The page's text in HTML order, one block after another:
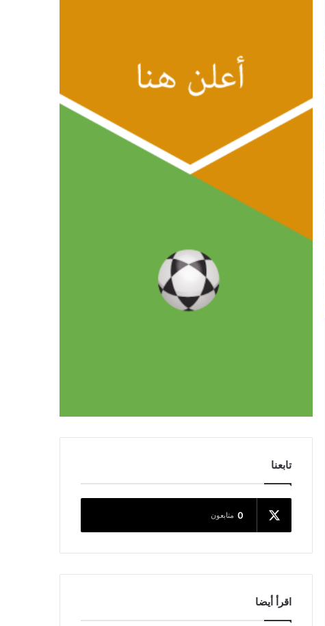
تابعنا
0 متابعون
اقرأ أيضا